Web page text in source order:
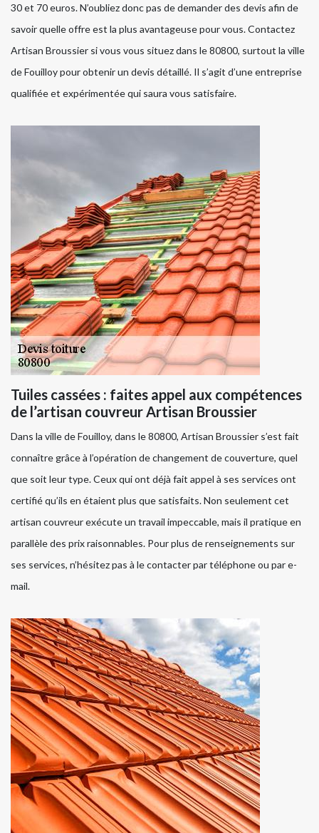
30 et 70 euros. N’oubliez donc pas de demander des devis afin de
savoir quelle offre est la plus avantageuse pour vous. Contactez
Artisan Broussier si vous vous situez dans le 80800, surtout la ville
de Fouilloy pour obtenir un devis détaillé. Il s’agit d’une entreprise
qualifiée et expérimentée qui saura vous satisfaire.
Tuiles cassées : faites appel aux compétences
de l’artisan couvreur Artisan Broussier
Dans la ville de Fouilloy, dans le 80800, Artisan Broussier s’est fait
connaître grâce à l’opération de changement de couverture, quel
que soit leur type. Ceux qui ont déjà fait appel à ses services ont
certifié qu’ils en étaient plus que satisfaits. Non seulement cet
artisan couvreur exécute un travail impeccable, mais il pratique en
parallèle des prix raisonnables. Pour plus de renseignements sur
ses services, n’hésitez pas à le contacter par téléphone ou par e-
mail.